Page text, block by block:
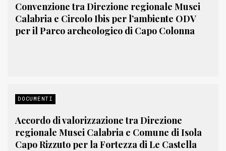
Convenzione tra Direzione regionale Musei
Calabria e Circolo Ibis per l’ambiente ODV
per il Parco archeologico di Capo Colonna
DOCUMENTI
Accordo di valorizzazione tra Direzione
regionale Musei Calabria e Comune di Isola
Capo Rizzuto per la Fortezza di Le Castella